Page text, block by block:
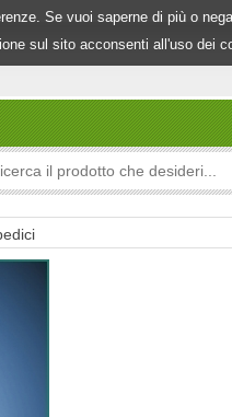
Se vuoi saperne di più o
sul sito acconsenti all'uso dei